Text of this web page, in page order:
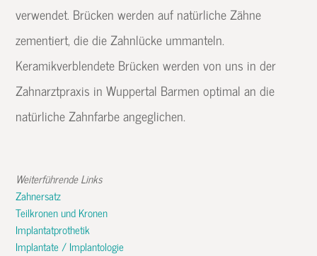
verwendet. Brücken werden auf natürliche Zähne
zementiert, die die Zahnlücke ummanteln.
Keramikverblendete Brücken werden von uns in der
Zahnarztpraxis in Wuppertal Barmen optimal an die
natürliche Zahnfarbe angeglichen.
Weiterführende Links
Zahnersatz
Teilkronen und Kronen
Implantatprothetik
Implantate / Implantologie